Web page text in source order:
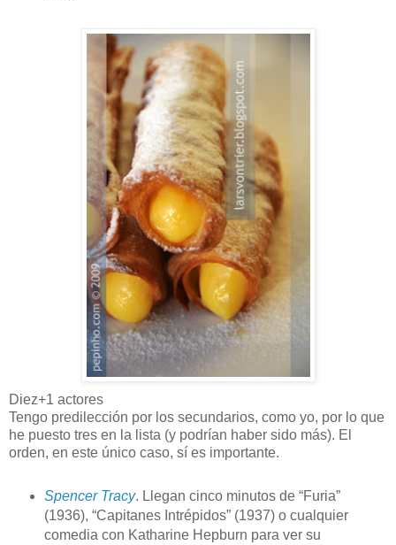
Diez+1 actores
Tengo predilección por los secundarios, como yo, por lo que
he puesto tres en la lista (y podrían haber sido más). El
orden, en este único caso, sí es importante.
Spencer Tracy. Llegan cinco minutos de “Furia”
(1936), “Capitanes Intrépidos” (1937) o cualquier
comedia con Katharine Hepburn para ver su